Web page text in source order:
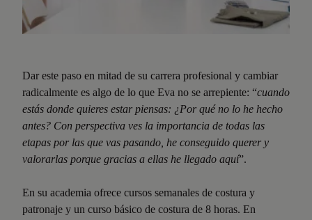
Dar este paso en mitad de su carrera profesional y cambiar
radicalmente es algo de lo que Eva no se arrepiente: “cuando
estás donde quieres estar piensas: ¿Por qué no lo he hecho
antes? Con perspectiva ves la importancia de todas las
etapas por las que vas pasando, he conseguido querer y
valorarlas porque gracias a ellas he llegado aquí”.
En su academia ofrece cursos semanales de costura y
patronaje y un curso básico de costura de 8 horas. En